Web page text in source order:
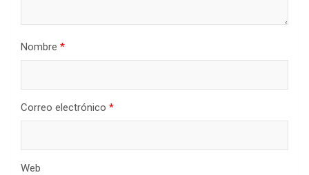
Nombre *
Correo electrónico *
Web